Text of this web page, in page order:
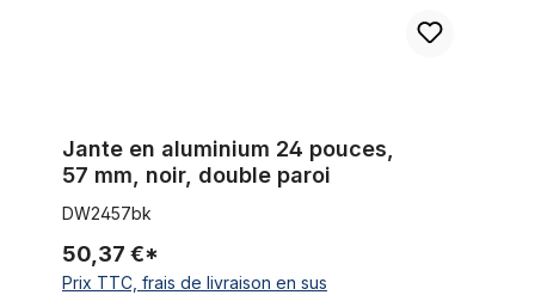
Jante en aluminium 24 pouces,
57 mm, noir, double paroi
DW2457bk
50,37 €*
Prix TTC, frais de livraison en sus